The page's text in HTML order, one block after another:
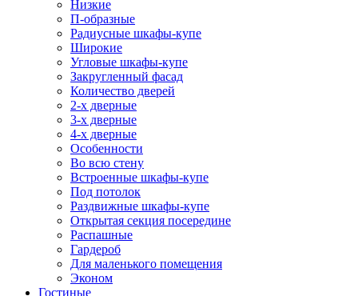
Низкие
П-образные
Радиусные шкафы-купе
Широкие
Угловые шкафы-купе
Закругленный фасад
Количество дверей
2-х дверные
3-х дверные
4-х дверные
Особенности
Во всю стену
Встроенные шкафы-купе
Под потолок
Раздвижные шкафы-купе
Открытая секция посередине
Распашные
Гардероб
Для маленького помещения
Эконом
Гостиные